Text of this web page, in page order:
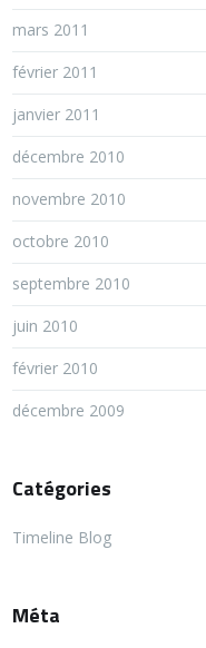
mars 2011
février 2011
janvier 2011
décembre 2010
novembre 2010
octobre 2010
septembre 2010
juin 2010
février 2010
décembre 2009
Catégories
Timeline Blog
Méta